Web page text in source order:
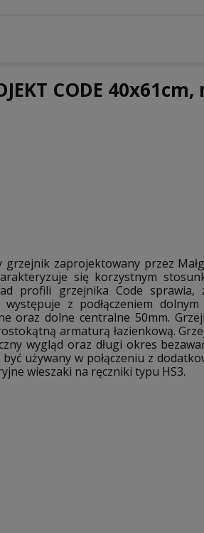
CODE 40x61cm,
grzejnik zaprojektowany przez
się korzystnym
profili grzejnika Code
z podłączeniem
oraz dolne centralne 50mm.
armaturą łazienkową.
wygląd oraz długi okres
używany w połączeniu z
wieszaki na ręczniki typu HS3.